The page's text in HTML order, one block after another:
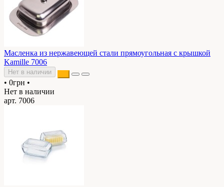
Масленка из нержавеющей стали прямоугольная с крышкой
Kamille 7006
Нет в наличии
• 0грн •
Нет в наличии
арт. 7006